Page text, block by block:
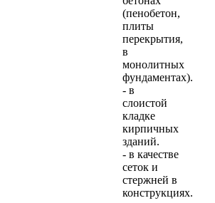
(пенобетон,
плиты
перекрытия,
в
монолитных
фундаментах).
- в
слоистой
кладке
кирпичных
зданий.
- в качестве
сеток и
стержней в
конструкциях.